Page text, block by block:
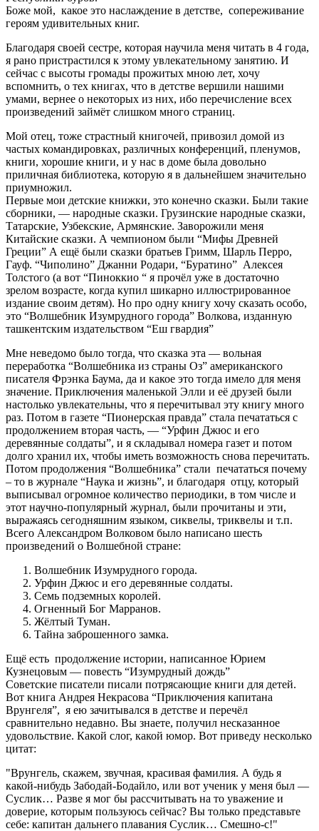
Боже мой, какое это наслаждение в детстве, сопереживание
героям удивительных книг.
Благодаря своей сестре, которая научила меня читать в 4 года,
я рано пристрастился к этому увлекательному занятию. И
сейчас с высоты громады прожитых мною лет, хочу
вспомнить, о тех книгах, что в детстве вершили нашими
умами, вернее о некоторых из них, ибо перечисление всех
произведений займёт слишком много страниц.
Мой отец, тоже страстный книгочей, привозил домой из
частых командировках, различных конференций, пленумов,
книги, хорошие книги, и у нас в доме была довольно
приличная библиотека, которую я в дальнейшем значительно
приумножил.
Первые мои детские книжки, это конечно сказки. Были такие
сборники, — народные сказки. Грузинские народные сказки,
Татарские, Узбекские, Армянские. Заворожили меня
Китайские сказки. А чемпионом были “Мифы Древней
Греции” А ещё были сказки братьев Гримм, Шарль Перро,
Гауф. “Чиполино” Джанни Родари, “Буратино” Алексея
Толстого (а вот “Пиноккио “ я прочёл уже в достаточно
зрелом возрасте, когда купил шикарно иллюстрированное
издание своим детям). Но про одну книгу хочу сказать особо,
это “Волшебник Изумрудного города” Волкова, изданную
ташкентским издательством “Еш гвардия”
Мне неведомо было тогда, что сказка эта — вольная
переработка “Волшебника из страны Оз” американского
писателя Фрэнка Баума, да и какое это тогда имело для меня
значение. Приключения маленькой Элли и её друзей были
настолько увлекательны, что я перечитывал эту книгу много
раз. Потом в газете “Пионерская правда” стала печататься с
продолжением вторая часть, — “Урфин Джюс и его
деревянные солдаты”, и я складывал номера газет и потом
долго хранил их, чтобы иметь возможность снова перечитать.
Потом продолжения “Волшебника” стали печататься почему
– то в журнале “Наука и жизнь”, и благодаря отцу, который
выписывал огромное количество периодики, в том числе и
этот научно-популярный журнал, были прочитаны и эти,
выражаясь сегодняшним языком, сиквелы, триквелы и т.п.
Всего Александром Волковом было написано шесть
произведений о Волшебной стране:
Волшебник Изумрудного города.
Урфин Джюс и его деревянные солдаты.
Семь подземных королей.
Огненный Бог Марранов.
Жёлтый Туман.
Тайна заброшенного замка.
Ещё есть продолжение истории, написанное Юрием
Кузнецовым — повесть “Изумрудный дождь”
Советские писатели писали потрясающие книги для детей.
Вот книга Андрея Некрасова “Приключения капитана
Врунгеля”, я ею зачитывался в детстве и перечёл
сравнительно недавно. Вы знаете, получил несказанное
удовольствие. Какой слог, какой юмор. Вот приведу несколько
цитат:
Врунгель, скажем, звучная, красивая фамилия. А будь я
какой-нибудь Забодай-Бодайло, или вот ученик у меня был —
Суслик… Разве я мог бы рассчитывать на то уважение и
доверие, которым пользуюсь сейчас? Вы только представьте
себе: капитан дальнего плавания Суслик… Смешно-с!